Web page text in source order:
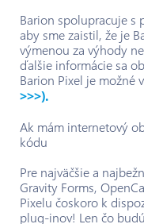
Barion spolupracuje s
aby sme zaistil, že je
výmenou za výhody
ďalšie informácie sa
Barion Pixel je možné
>>>).
Ak mám internetový
kódu
Pre najväčšie a
Gravity Forms,
Pixelu čoskoro k
plug-inov! Len čo